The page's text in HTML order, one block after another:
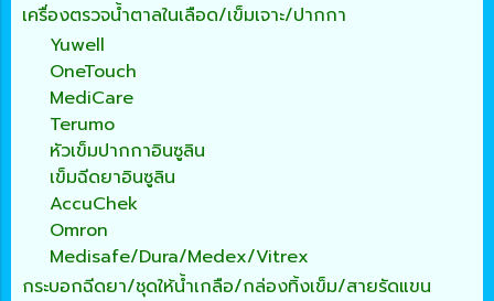
เครื่องตรวจน้ำตาลในเลือด/เข็มเจาะ/ปากกา
Yuwell
OneTouch
MediCare
Terumo
หัวเข็มปากกาอินซูลิน
เข็มฉีดยาอินซูลิน
AccuChek
Omron
Medisafe/Dura/Medex/Vitrex
กระบอกฉีดยา/ชุดให้น้ำเกลือ/กล่องทิ้งเข็ม/สายรัดแขน